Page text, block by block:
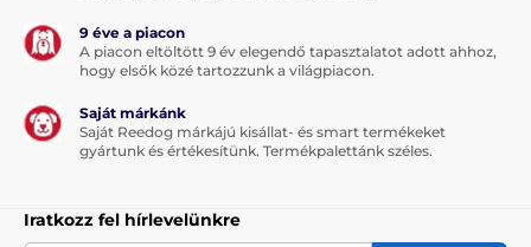
9 éve a piacon
A piacon eltöltött 9 év elegendő tapasztalatot adott ahhoz,
hogy elsők közé tartozzunk a világpiacon.
Saját márkánk
Saját Reedog márkájú kisállat- és smart termékeket
gyártunk és értékesítünk. Termékpalettánk széles.
Iratkozz fel hírlevelünkre